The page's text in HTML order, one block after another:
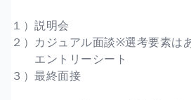
１）説明会
２）カジュアル面談※選考要素は
エントリーシート
３）最終面接